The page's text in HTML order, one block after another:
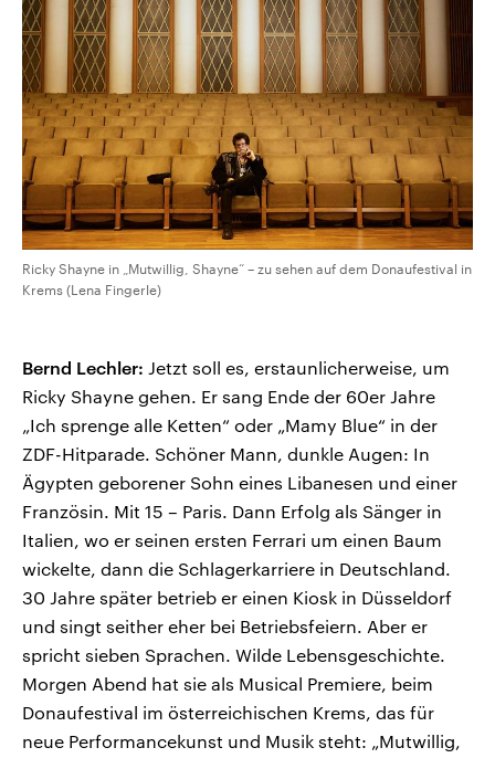
Ricky Shayne in „Mutwillig, Shayne“ – zu sehen auf dem Donaufestival in
Krems (Lena Fingerle)
Bernd Lechler: Jetzt soll es, erstaunlicherweise, um
Ricky Shayne gehen. Er sang Ende der 60er Jahre
„Ich sprenge alle Ketten“ oder „Mamy Blue“ in der
ZDF-Hitparade. Schöner Mann, dunkle Augen: In
Ägypten geborener Sohn eines Libanesen und einer
Französin. Mit 15 – Paris. Dann Erfolg als Sänger in
Italien, wo er seinen ersten Ferrari um einen Baum
wickelte, dann die Schlagerkarriere in Deutschland.
30 Jahre später betrieb er einen Kiosk in Düsseldorf
und singt seither eher bei Betriebsfeiern. Aber er
spricht sieben Sprachen. Wilde Lebensgeschichte.
Morgen Abend hat sie als Musical Premiere, beim
Donaufestival im österreichischen Krems, das für
neue Performancekunst und Musik steht: „Mutwillig,